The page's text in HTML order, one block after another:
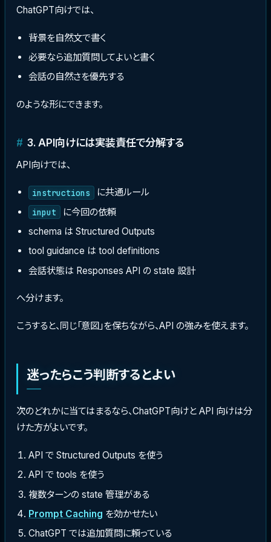
ChatGPT向けでは、
背景を自然文で書く
必要なら追加質問してよいと書く
会話の自然さを優先する
のような形にできます。
3. API向けには実装責任で分解する
API向けでは、
instructions に共通ルール
input
に今回の依頼
schema は Structured Outputs
tool guidance は tool definitions
会話状態は Responses API の state 設計
へ分けます。
こうすると、同じ「意図」を保ちながら、API の強みを使えます。
迷ったらこう判断するとよい
次のどれかに当てはまるなら、ChatGPT向けと API 向けは分
けた方がよいです。
API で Structured Outputs を使う
API で tools を使う
複数ターンの state 管理がある
Prompt Caching を効かせたい
ChatGPT では追加質問に頼っている